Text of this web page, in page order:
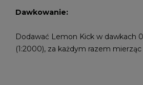
Dawkowanie:
Dodawać Lemon Kick w dawkach
(1:2000), za każdym razem